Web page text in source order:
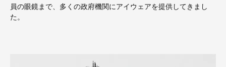
員の眼鏡まで、多くの政府機関にアイウェアを提供してきまし
た。